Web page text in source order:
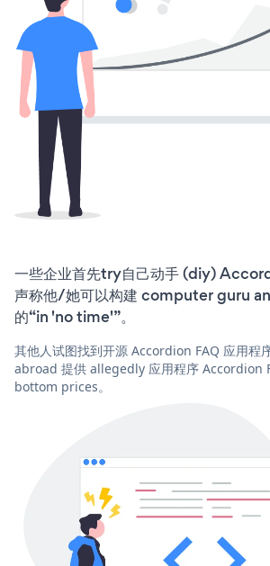
一些企业首先try自己动手 (diy)
声称他/她可以构建 computer guru
的“in 'no time'”。
其他人试图找到开源 Accordion FAQ 应用程
abroad 提供 allegedly 应用程序 Accordion
bottom prices。